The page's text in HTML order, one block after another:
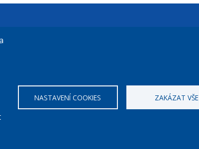
podatelna (s el. podpisem):
podatelna (bez el. podpisu):
NASTAVENÍ COOKIES ZAKÁZAT VŠE